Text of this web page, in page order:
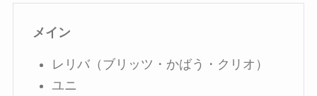
メイン
レリバ（ブリッツ・かばう・クリオ）
ユニ